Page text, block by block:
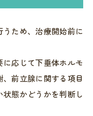
ため、治療開始前に
応じて下垂体ホルモ
前立腺に関する項目
態かどうかを判断し